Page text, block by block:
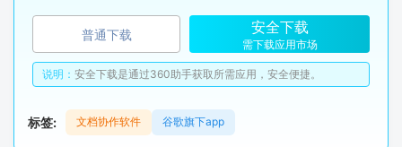
普通下载 安全下载
需下载应用市场
说明： 安全下载是通过360助手获取所需应用，安全便捷。
标签: 文档协作软件 谷歌旗下app